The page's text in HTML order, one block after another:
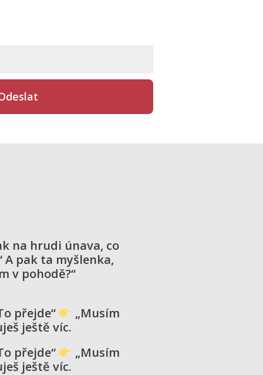
na hrudi únava, co
A pak ta myšlenka,
v pohodě?“
přejde“
„Musím
ještě víc.
přejde“
„Musím
ještě víc.